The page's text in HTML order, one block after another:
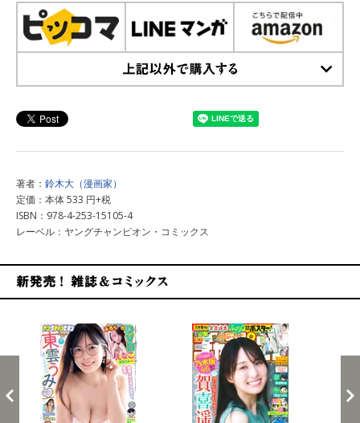
著者： 鈴木大（漫画家）
定価：本体 533 円+税
ISBN：978-4-253-15105-4
レーベル：ヤングチャンピオン・コミックス